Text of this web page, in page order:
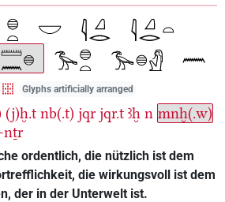
Glyphs artificially arranged
(j)ḫ.t nb(.t) jqr jqr.t ꜣḫ n mnḫ(.w)
nṯr
ordentlich, die nützlich ist dem
die wirkungsvoll ist dem
der in der Unterwelt ist.